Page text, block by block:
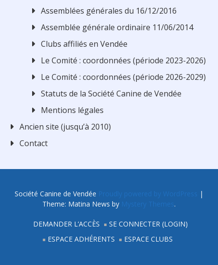
Assemblées générales du 16/12/2016
Assemblée générale ordinaire 11/06/2014
Clubs affiliés en Vendée
Le Comité : coordonnées (période 2023-2026)
Le Comité : coordonnées (période 2026-2029)
Statuts de la Société Canine de Vendée
Mentions légales
Ancien site (jusqu’à 2010)
Contact
Société Canine de Vendée Proudly powered by WordPress |
Theme: Matina News by Mystery Themes.
DEMANDER L’ACCÈS
SE CONNECTER (LOGIN)
ESPACE ADHÉRENTS
ESPACE CLUBS